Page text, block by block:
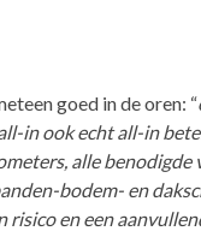
goed in de oren: “
in ook echt all-in
alle benodigde
bodem- en
risico en een